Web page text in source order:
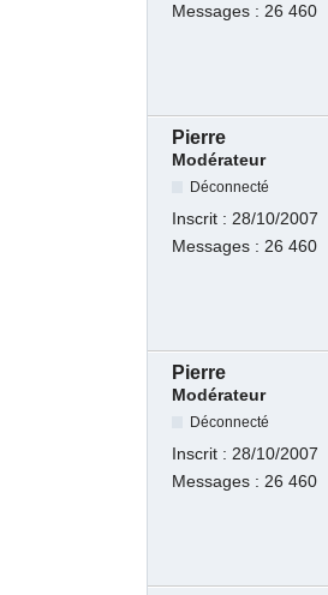
Messages : 26 460
Pierre
Modérateur
Déconnecté
Inscrit :28/10/2007
Messages :26 460
Pierre
Modérateur
Déconnecté
Inscrit :28/10/2007
Messages :26 460